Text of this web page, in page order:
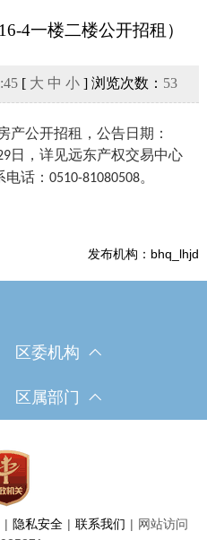
4一楼二楼公开招租）
[ 大 中 小] 浏览次数： 53
产公开招租，公告日期：
日，详见远东产权交易中心
电话： 0510-81080508。
发布机构：bhq_lhjd
区委机构
区属部门
| 隐私安全 | 联系我们 | 网站访问